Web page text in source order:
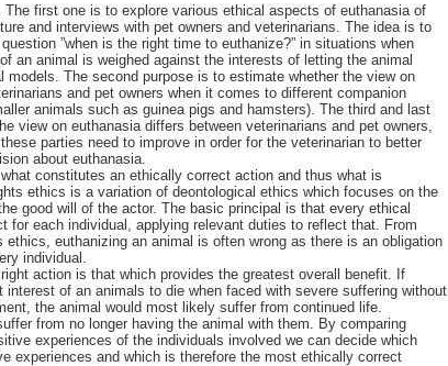
first one is to explore various ethical aspects of euthanasia of
and interviews with pet owners and veterinarians. The idea is to
”when is the right time to euthanize?” in situations when
an animal is weighed against the interests of letting the animal
models. The second purpose is to estimate whether the view on
and pet owners when it comes to different companion
animals such as guinea pigs and hamsters). The third and last
view on euthanasia differs between veterinarians and pet owners,
parties need to improve in order for the veterinarian to better
about euthanasia.
constitutes an ethically correct action and thus what is
ethics is a variation of deontological ethics which focuses on the
good will of the actor. The basic principal is that every ethical
for each individual, applying relevant duties to reflect that. From
euthanizing an animal is often wrong as there is an obligation
individual.
action is that which provides the greatest overall benefit. If
of an animals to die when faced with severe suffering without
the animal would most likely suffer from continued life.
from no longer having the animal with them. By comparing
experiences of the individuals involved we can decide which
experiences and which is therefore the most ethically correct